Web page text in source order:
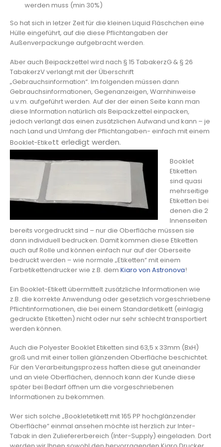
werden muss (min 30%)
So hat sich in letzer Zeit für die kleinen Liquid Fläschchen eine
Hülle eingeführt, auf die diese Pflichtangaben der
Außenverpackunge aufgebracht werden.
Aber auch Beipackzettel wird nach § 15 TabakerzG & § 26
TabakerzV verlangt mit der Überschrift
„Gebrauchsinformation“. Im folgenden müssen dann
Gebrauchsinformationen, Gegenanzeigen, Warnhinweise
u.v.m. aufgeführt werden. Auf der der einen Seite kann man
diese Information natürlich als Beipackzettel einpacken,
jedoch verlangt das einen zusätzlichen Aufwand und kann – je
nach Land und Umfang der Pflichtangaben- einfach mit einem
Booklet-Etikett erledigt werden.
Booklet
Etiketten
sind quasi
mehrseitige
Etiketten bei
denen die 2
Innenseiten
bereits vorgedruckt sind – nur die Oberfläche müssen sie
dann individuell bedrucken. Damit kommen diese Etiketten
auch auf Rolle und können einfach nur auf der Oberseite
bedruckt werden – wie normale „Etiketten“ mit einem
Farbetikettendrucker wie z.B. dem Kiaro von Astronova!
Ein Booklet-Etikett übermittelt zusätzliche Informationen wie
z.B. die korrekte Anwendung oder gesetzlich vorgeschriebene
Pflichtinformationen, die bei einem Standardetikett (einlagig
gedruckte Etiketten) nicht oder nur sehr schlecht transportiert
werden können.
Auch die Polyester Booklet Etiketten sind 63,5 x 33mm (BxH)
groß und mit einer tollen glänzenden Oberfläche beschichtet.
Für den Verarbeitungsprozess haften diese gut aneinander
und an viele Oberflächen, dennoch kann der Kunde diese
später bei Bedarf öffnen um die vorgeschriebenen
Informationen zu bekommen.
Wer sich solche „Bookletetikett mit 165 PP hochglänzender
Oberfläche“ einmal ansehen möchte ist herzlich zur Inter-
Tabak in den Zuliefererbereich (Inter-Supply) eingeladen. Dort